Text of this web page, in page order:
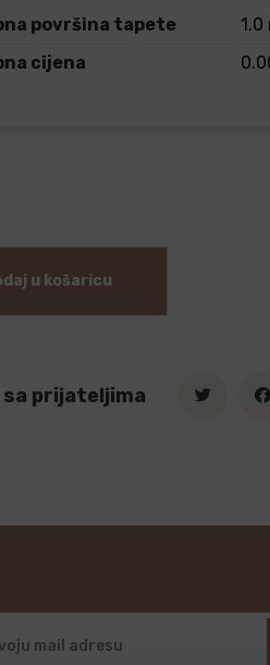
površina tapete
1.0
cijena
u košaricu
sa prijateljima